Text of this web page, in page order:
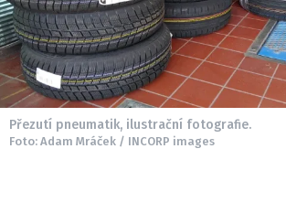
Přezutí pneumatik, ilustrační fotografie.
Foto: Adam Mráček / INCORP images